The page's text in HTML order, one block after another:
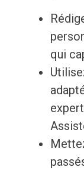
qui